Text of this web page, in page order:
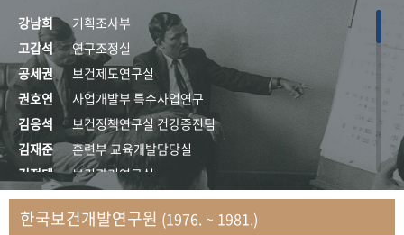
기록물 아카이브
사진 아카이브 문서 기록물 행정박물 영상 기록물
50+1주년 기념
성과 50선 숫자로 보는 50년
세계와 함께 한 KIHASA
강남희
기획조사부
고갑석
연구조정실
공세권
보건제도연구실
권호연
사업개발부 특수사업연구
김응석
보건정책연구실 건강증진팀
김재준
훈련부 교육개발담당실
김정태
보건관리연구실
김지자
연구부 사회개발담당실
김태룡
조사평가부 연구과
한국보건개발연구원 (1976. ~ 1981.)